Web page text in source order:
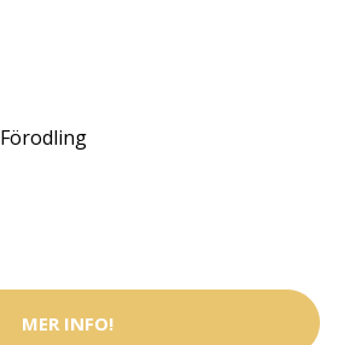
Förodling
MER INFO!